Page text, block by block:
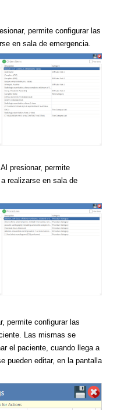
permite configurar las
en sala de emergencia.
Al presionar, permite
realizarse en sala de
permite configurar las
Las mismas se
el paciente, cuando llega a
pueden editar, en la pantalla